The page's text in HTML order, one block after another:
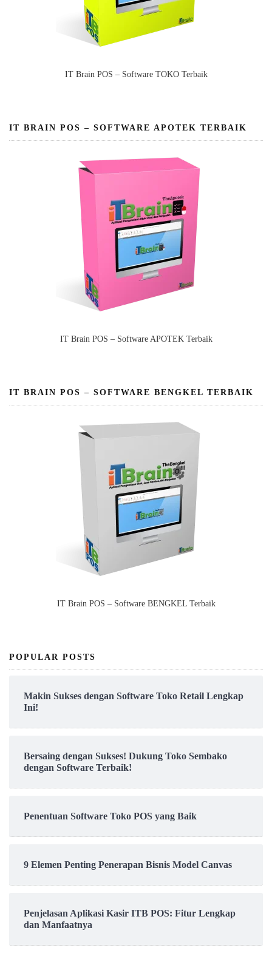
IT Brain POS – Software TOKO Terbaik
IT BRAIN POS – SOFTWARE APOTEK TERBAIK
IT Brain POS – Software APOTEK Terbaik
IT BRAIN POS – SOFTWARE BENGKEL TERBAIK
IT Brain POS – Software BENGKEL Terbaik
POPULAR POSTS
Makin Sukses dengan Software Toko Retail Lengkap
Ini!
Bersaing dengan Sukses! Dukung Toko Sembako
dengan Software Terbaik!
Penentuan Software Toko POS yang Baik
9 Elemen Penting Penerapan Bisnis Model Canvas
Penjelasan Aplikasi Kasir ITB POS: Fitur Lengkap
dan Manfaatnya